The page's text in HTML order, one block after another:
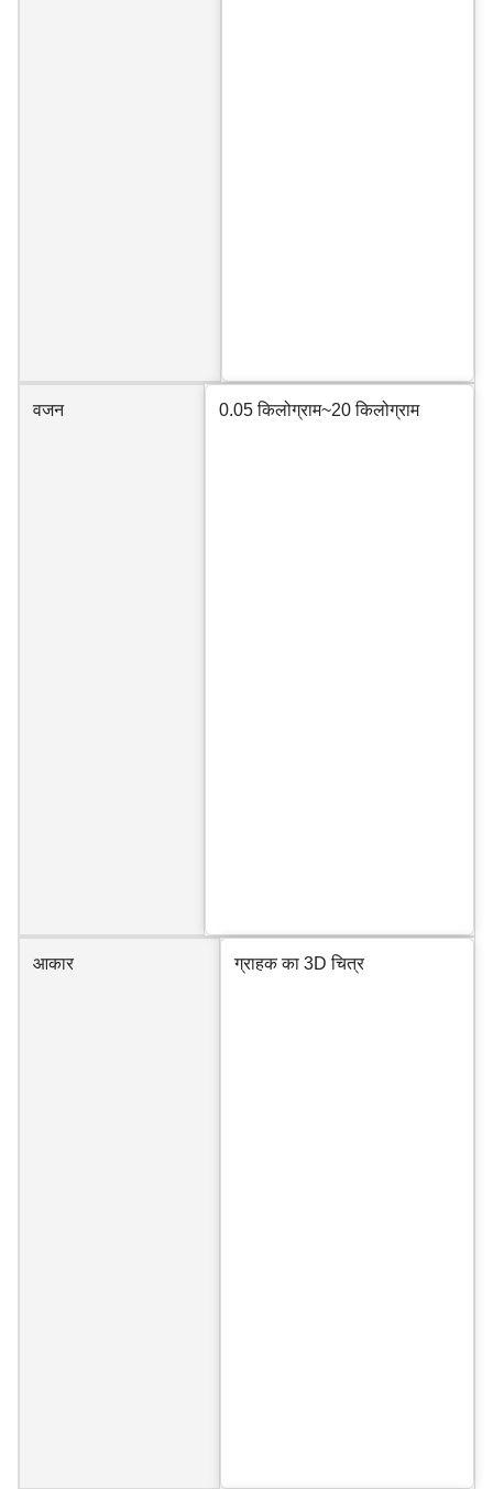
वजन 0.05 किलोग्राम~20 किलोग्राम
आकार ग्राहक का 3D चित्र